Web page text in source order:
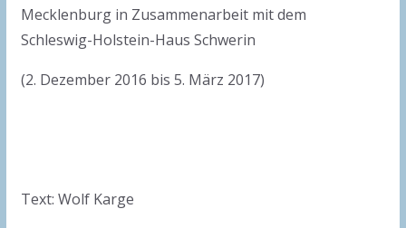
Mecklenburg in Zusammenarbeit mit dem
Schleswig-Holstein-Haus Schwerin
(2. Dezember 2016 bis 5. März 2017)
Text: Wolf Karge